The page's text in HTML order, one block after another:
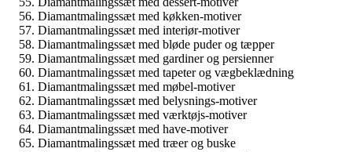
Diamantmalingssæt med køkken-motiver
Diamantmalingssæt med interiør-motiver
Diamantmalingssæt med bløde puder og tæpper
Diamantmalingssæt med gardiner og persienner
Diamantmalingssæt med tapeter og vægbeklædning
Diamantmalingssæt med møbel-motiver
Diamantmalingssæt med belysnings-motiver
Diamantmalingssæt med værktøjs-motiver
Diamantmalingssæt med have-motiver
Diamantmalingssæt med træer og buske